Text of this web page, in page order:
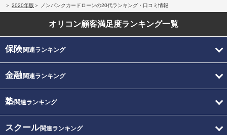
2020年版
ノンバンクカードローンの20代ランキング・口コミ情報
オリコン顧客満足度ランキング一覧
保険関連ランキング
金融関連ランキング
塾関連ランキング
スクール関連ランキング